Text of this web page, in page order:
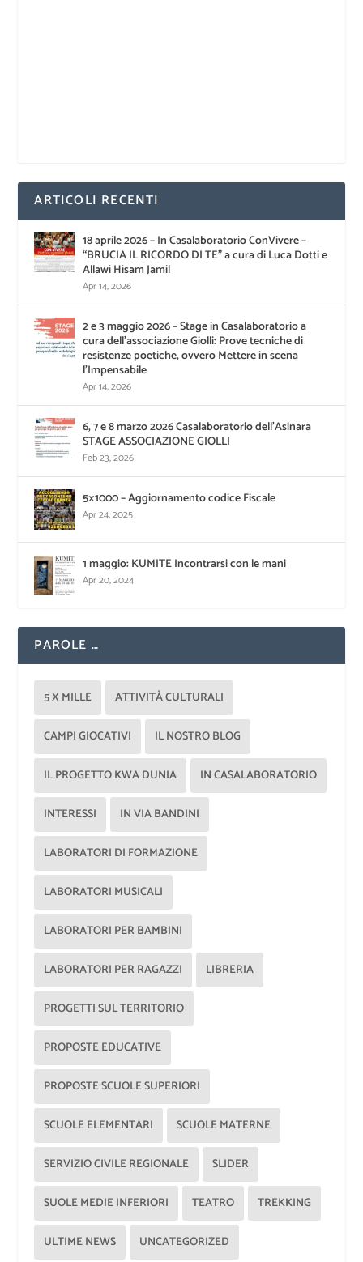
ARTICOLI RECENTI
18 aprile 2026 – In Casalaboratorio ConVivere –
“BRUCIA IL RICORDO DI TE” a cura di Luca Dotti e
Allawi Hisam Jamil
Apr 14, 2026
2 e 3 maggio 2026 – Stage in Casalaboratorio a
cura dell’associazione Giolli: Prove tecniche di
resistenze poetiche, ovvero Mettere in scena
l’Impensabile
Apr 14, 2026
6, 7 e 8 marzo 2026 Casalaboratorio dell’Asinara
STAGE ASSOCIAZIONE GIOLLI
Feb 23, 2026
5×1000 – Aggiornamento codice Fiscale
Apr 24, 2025
1 maggio: KUMITE Incontrarsi con le mani
Apr 20, 2024
PAROLE …
5 X MILLE ATTIVITÀ CULTURALI
CAMPI GIOCATIVI IL NOSTRO BLOG
IL PROGETTO KWA DUNIA IN CASALABORATORIO
INTERESSI IN VIA BANDINI
LABORATORI DI FORMAZIONE
LABORATORI MUSICALI
LABORATORI PER BAMBINI
LABORATORI PER RAGAZZI LIBRERIA
PROGETTI SUL TERRITORIO
PROPOSTE EDUCATIVE
PROPOSTE SCUOLE SUPERIORI
SCUOLE ELEMENTARI SCUOLE MATERNE
SERVIZIO CIVILE REGIONALE SLIDER
SUOLE MEDIE INFERIORI TEATRO TREKKING
ULTIME NEWS UNCATEGORIZED